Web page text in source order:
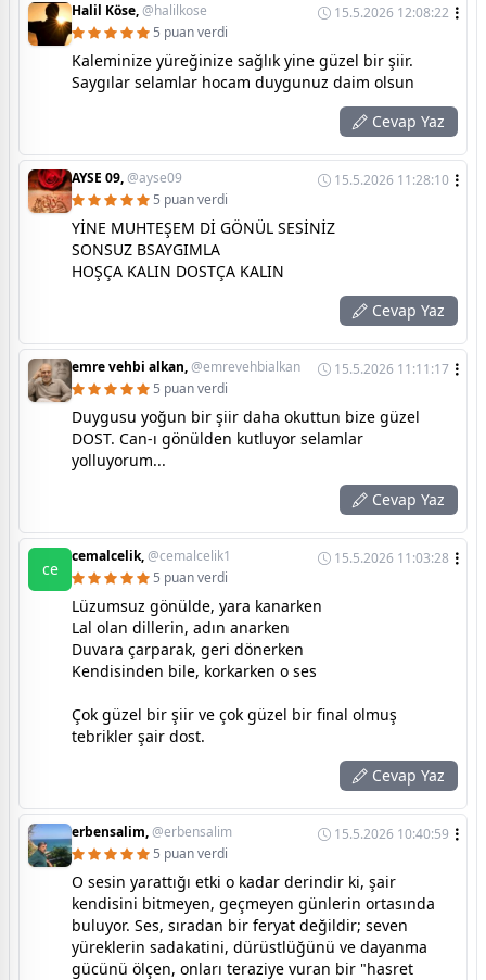
Halil Köse,@halilkose
15.5.2026 12:08:22
5 puan verdi
Kaleminize yüreğinize sağlık yine güzel bir şiir.
Saygılar selamlar hocam duygunuz daim olsun
Cevap Yaz
AYSE 09,@ayse09
15.5.2026 11:28:10
5 puan verdi
YİNE MUHTEŞEM Dİ GÖNÜL SESİNİZ
SONSUZ BSAYGIMLA
HOŞÇA KALIN DOSTÇA KALIN
Cevap Yaz
emre vehbi alkan,@emrevehbialkan
15.5.2026 11:11:17
5 puan verdi
Duygusu yoğun bir şiir daha okuttun bize güzel
DOST. Can-ı gönülden kutluyor selamlar
yolluyorum...
Cevap Yaz
ce
cemalcelik,@cemalcelik1
15.5.2026 11:03:28
5 puan verdi
Lüzumsuz gönülde, yara kanarken
Lal olan dillerin, adın anarken
Duvara çarparak, geri dönerken
Kendisinden bile, korkarken o ses
Çok güzel bir şiir ve çok güzel bir final olmuş
tebrikler şair dost.
Cevap Yaz
erbensalim,@erbensalim
15.5.2026 10:40:59
5 puan verdi
O sesin yarattığı etki o kadar derindir ki, şair
kendisini bitmeyen, geçmeyen günlerin ortasında
buluyor. Ses, sıradan bir feryat değildir; seven
yüreklerin sadakatini, dürüstlüğünü ve dayanma
gücünü ölçen, onları teraziye vuran bir "hasret